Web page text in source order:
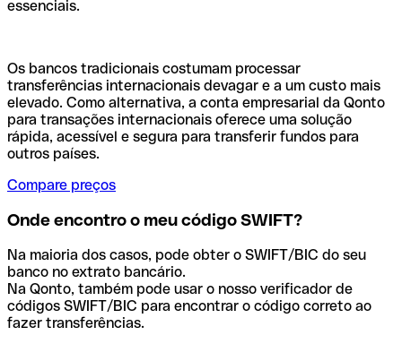
essenciais.
Os bancos tradicionais costumam processar
transferências internacionais devagar e a um custo mais
elevado. Como alternativa, a conta empresarial da Qonto
para transações internacionais oferece uma solução
rápida, acessível e segura para transferir fundos para
outros países.
Compare preços
Onde encontro o meu código SWIFT?
Na maioria dos casos, pode obter o SWIFT/BIC do seu
banco no extrato bancário.
Na Qonto, também pode usar o nosso verificador de
códigos SWIFT/BIC para encontrar o código correto ao
fazer transferências.